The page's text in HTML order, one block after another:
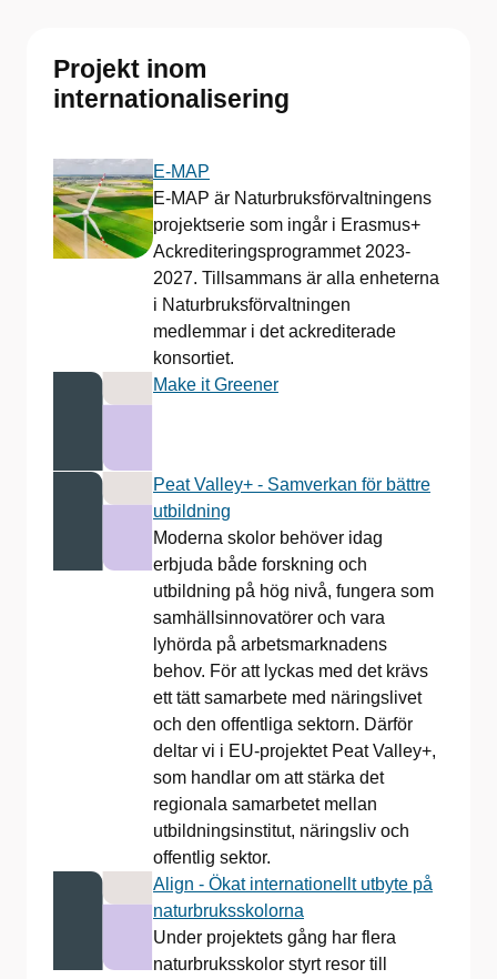
Projekt inom
internationalisering
E-MAP
E-MAP är Naturbruksförvaltningens
projektserie som ingår i Erasmus+
Ackrediteringsprogrammet 2023-
2027. Tillsammans är alla enheterna
i Naturbruksförvaltningen
medlemmar i det ackrediterade
konsortiet.
Make it Greener
Peat Valley+ - Samverkan för bättre
utbildning
Moderna skolor behöver idag
erbjuda både forskning och
utbildning på hög nivå, fungera som
samhällsinnovatörer och vara
lyhörda på arbetsmarknadens
behov. För att lyckas med det krävs
ett tätt samarbete med näringslivet
och den offentliga sektorn. Därför
deltar vi i EU-projektet Peat Valley+,
som handlar om att stärka det
regionala samarbetet mellan
utbildningsinstitut, näringsliv och
offentlig sektor.
Align - Ökat internationellt utbyte på
naturbruksskolorna
Under projektets gång har flera
naturbruksskolor styrt resor till